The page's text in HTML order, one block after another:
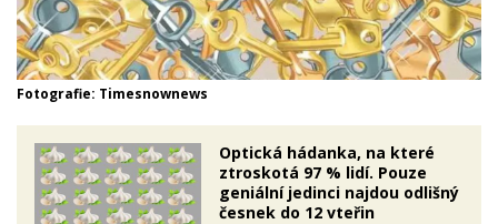
Fotografie: Timesnownews
Optická hádanka, na které
ztroskotá 97 % lidí. Pouze
geniální jedinci najdou odlišný
česnek do 12 vteřin